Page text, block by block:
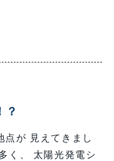
？
点が 見えてきまし
く、 太陽光発電シ